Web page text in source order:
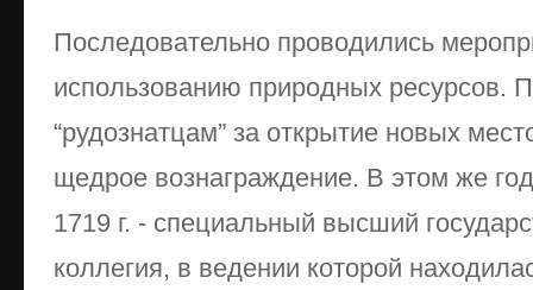
Последовательно проводились
использованию природных ресурсов.
“рудознатцам” за открытие новых
щедрое вознаграждение. В этом же
1719 г. - специальный высший
коллегия, в ведении которой